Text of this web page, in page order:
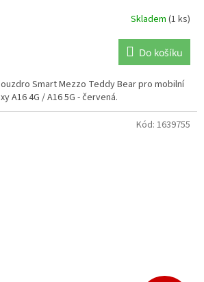
Skladem (1 ks)
Do košíku
Smart Mezzo Teddy Bear pro mobilní
A16 4G / A16 5G - červená.
Kód: 1639755